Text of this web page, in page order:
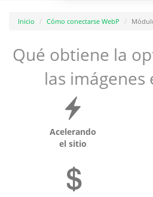
Inicio Cómo conectarse WebP
Qué obtiene la
las imágenes
Acelerando
el sitio